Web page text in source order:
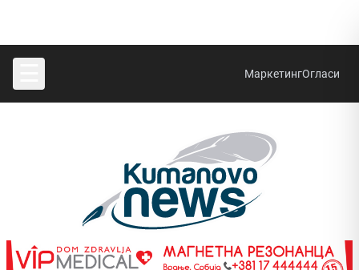
МаркетингОгласи